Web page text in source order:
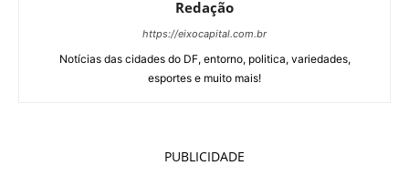
Redação
https://eixocapital.com.br
Notícias das cidades do DF, entorno, politica, variedades,
esportes e muito mais!
PUBLICIDADE